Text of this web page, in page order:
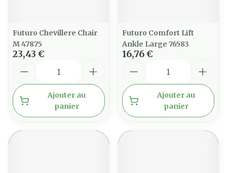
Futuro Chevillere Chair
M 47875
23,43 €
Ajouter au
panier
Futuro Comfort Lift
Ankle Large 76583
16,76 €
Ajouter au
panier